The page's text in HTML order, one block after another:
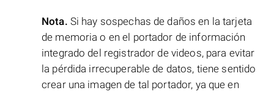
Nota. Si hay sospechas de daños en la tarjeta
de memoria o en el portador de información
integrado del registrador de videos, para evitar
la pérdida irrecuperable de datos, tiene sentido
crear una imagen de tal portador, ya que en